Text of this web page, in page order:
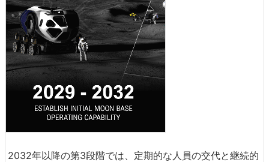
2032年以降の第3段階では、定期的な人員の交代と継続的